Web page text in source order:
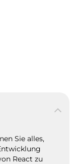
Sie alles,
React zu